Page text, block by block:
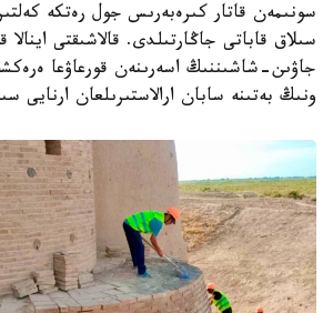
سونىمەن قاتار كىرەبەرىس جول رەتكە
سىلاق قاباتى جاڭارتىلدى. قالاشىقتى
جاۋىن-شاشىننىڭ اسەرىنەن قورعاۋعا
ونىڭ بەتىنە سابان ارالاستىرىلعان ارنايى